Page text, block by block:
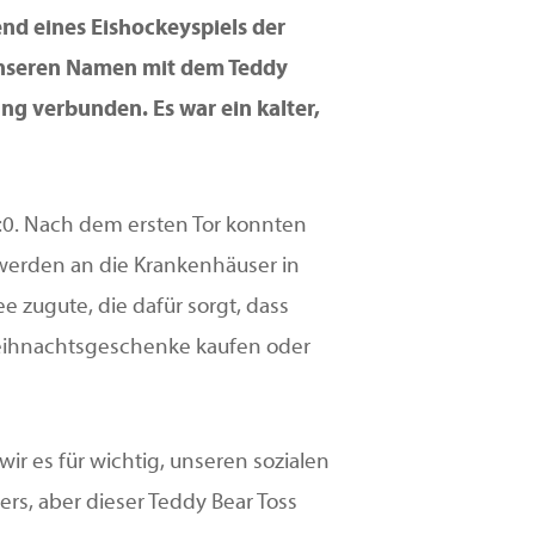
eines Eishockeyspiels der
Namen mit dem Teddy
verbunden. Es war ein kalter,
Nach dem ersten Tor konnten
an die Krankenhäuser in
zugute, die dafür sorgt, dass
kaufen oder
es für wichtig, unseren sozialen
aber dieser Teddy Bear Toss